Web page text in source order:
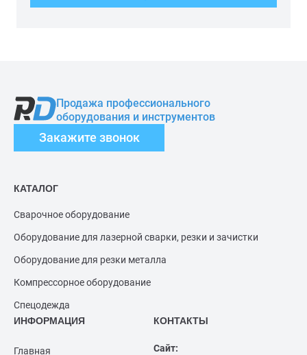
Продажа профессионального
оборудования и инструментов
Закажите звонок
КАТАЛОГ
Сварочное оборудование
Оборудование для лазерной сварки, резки и зачистки
Оборудование для резки металла
Компрессорное оборудование
Спецодежда
ИНФОРМАЦИЯ
Главная
КОНТАКТЫ
Сайт: